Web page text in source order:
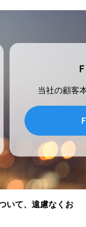
当社の顧客
いて、遠慮なくお